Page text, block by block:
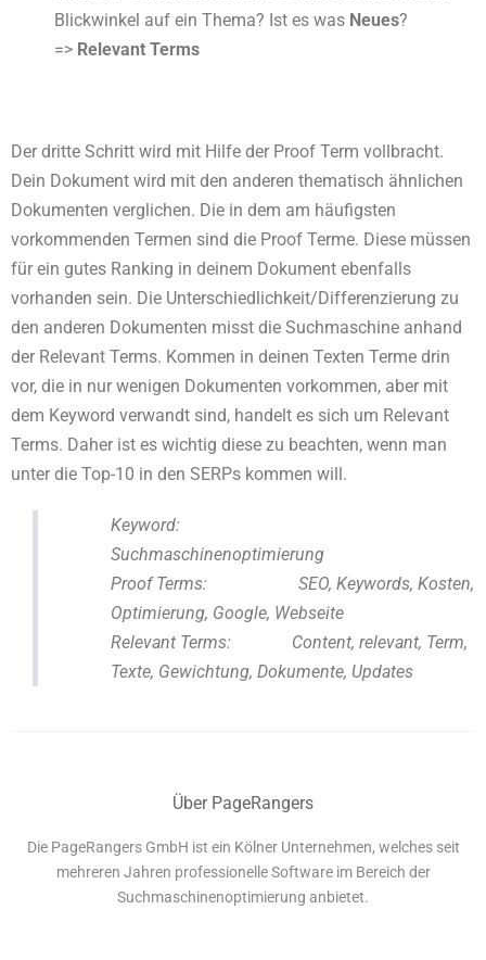
Blickwinkel auf ein Thema? Ist es was Neues?
=> Relevant Terms
Der dritte Schritt wird mit Hilfe der Proof Term vollbracht.
Dein Dokument wird mit den anderen thematisch ähnlichen
Dokumenten verglichen. Die in dem am häufigsten
vorkommenden Termen sind die Proof Terme. Diese müssen
für ein gutes Ranking in deinem Dokument ebenfalls
vorhanden sein. Die Unterschiedlichkeit/Differenzierung zu
den anderen Dokumenten misst die Suchmaschine anhand
der Relevant Terms. Kommen in deinen Texten Terme drin
vor, die in nur wenigen Dokumenten vorkommen, aber mit
dem Keyword verwandt sind, handelt es sich um Relevant
Terms. Daher ist es wichtig diese zu beachten, wenn man
unter die Top-10 in den SERPs kommen will.
Keyword:
Suchmaschinenoptimierung
Proof Terms: SEO, Keywords, Kosten,
Optimierung, Google, Webseite
Relevant Terms: Content, relevant, Term,
Texte, Gewichtung, Dokumente, Updates
Über PageRangers
Die PageRangers GmbH ist ein Kölner Unternehmen, welches seit
mehreren Jahren professionelle Software im Bereich der
Suchmaschinenoptimierung anbietet.